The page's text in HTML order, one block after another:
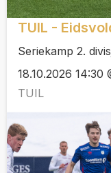
TUIL -
Seriekamp 2.
18.10.2026 14:30
TUIL